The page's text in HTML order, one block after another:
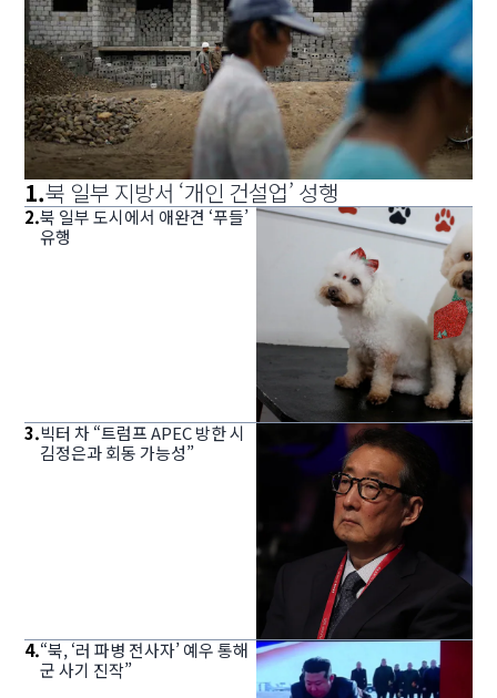
1.북 일부 지방서 ‘개인 건설업’ 성행
2.북 일부 도시에서 애완견 ‘푸들’
유행
3.빅터 차 “트럼프 APEC 방한 시
김정은과 회동 가능성”
4.“북, ‘러 파병 전사자’ 예우 통해
군 사기 진작”